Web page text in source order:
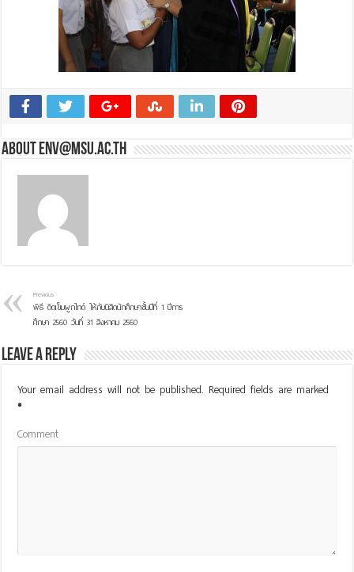
About env@msu.ac.th
Previous
พิธี ติดเข็มผูกไทด์ ให้กับนิสิตนักศึกษาชั้นปีที่ 1 ปีการ
ศึกษา 2560 วันที่ 31 สิงหาคม 2560
Leave a Reply
Your email address will not be published. Required fields are marked
*
Comment